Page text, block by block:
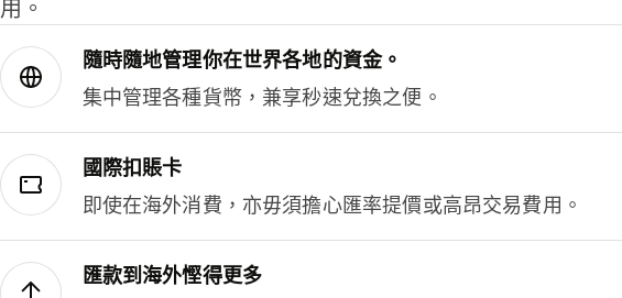
用。
隨時隨地管理你在世界各地的資金。
集中管理各種貨幣，兼享秒速兌換之便。
國際扣賬卡
即使在海外消費，亦毋須擔心匯率提價或高昂交易費用。
匯款到海外慳得更多